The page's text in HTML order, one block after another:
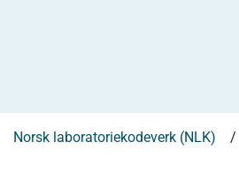
Norsk laboratoriekodeverk (NLK)